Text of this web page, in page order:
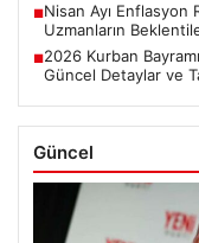
■Nisan Ayı Enflasyon
Uzmanların
■2026 Kurban
Güncel Detaylar ve
Güncel